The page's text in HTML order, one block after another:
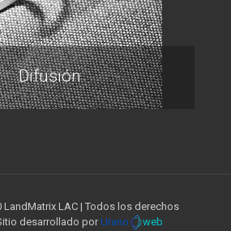
Difusión
LAC | Todos los derechos
desarrollado por Urano web